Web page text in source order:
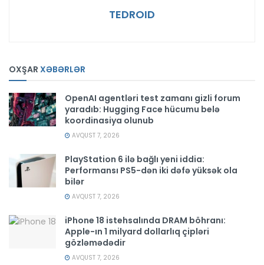
TEDROID
OXŞAR XƏBƏRLƏR
OpenAI agentləri test zamanı gizli forum
yaradıb: Hugging Face hücumu belə
koordinasiya olunub
AVQUST 7, 2026
PlayStation 6 ilə bağlı yeni iddia:
Performansı PS5-dən iki dəfə yüksək ola
bilər
AVQUST 7, 2026
iPhone 18 istehsalında DRAM böhranı:
Apple-ın 1 milyard dollarlıq çipləri
gözləmədədir
AVQUST 7, 2026